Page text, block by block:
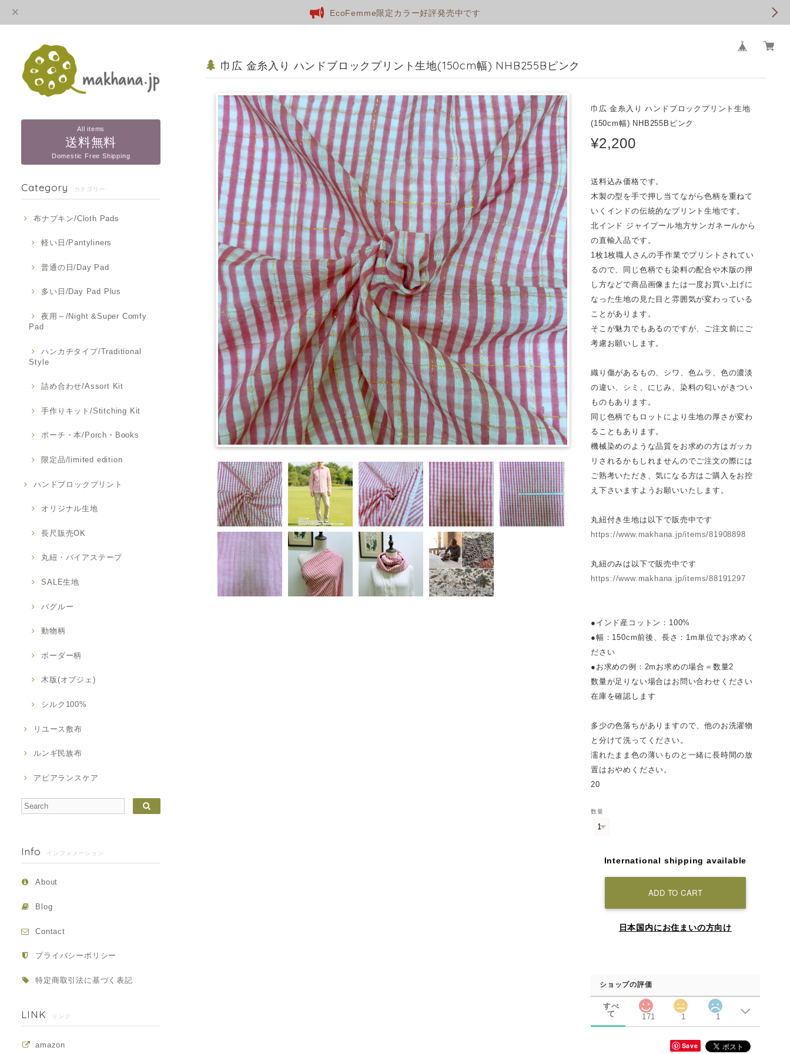
EcoFemme限定カラー好評発売中です
All items
送料無料
Domestic Free Shipping
Category カテゴリー
布ナプキン/Cloth Pads
軽い日/Pantyliners
普通の日/Day Pad
多い日/Day Pad Plus
夜用～/Night &Super Comfy
Pad
ハンカチタイプ/Traditional
Style
詰め合わせ/Assort Kit
手作りキット/Stitching Kit
ポーチ・本/Porch・Books
限定品/limited edition
ハンドブロックプリント
オリジナル生地
長尺販売OK
丸紐・バイアステープ
SALE生地
バグルー
動物柄
ボーダー柄
木版(オブジェ)
シルク100%
リユース敷布
ルンギ民族布
アピアランスケア
Info インフォメーション
About
Blog
Contact
プライバシーポリシー
特定商取引法に基づく表記
LINK リンク
amazon
巾広 金糸入り ハンドブロックプリント生地(150cm幅) NHB255Bピンク
巾広 金糸入り ハンドブロックプリント生地
(150cm幅) NHB255Bピンク
¥2,200
送料込み価格です。
木製の型を手で押し当てながら色柄を重ねて
いくインドの伝統的なプリント生地です。
北インド ジャイプール地方サンガネールから
の直輸入品です。
1枚1枚職人さんの手作業でプリントされてい
るので、同じ色柄でも染料の配合や木版の押
し方などで商品画像または一度お買い上げに
なった生地の見た目と雰囲気が変わっている
ことがあります。
そこが魅力でもあるのですが、ご注文前にご
考慮お願いします。
織り傷があるもの、シワ、色ムラ、色の濃淡
の違い、シミ、にじみ、染料の匂いがきつい
ものもあります。
同じ色柄でもロットにより生地の厚さが変わ
ることもあります。
機械染めのような品質をお求めの方はガッカ
リされるかもしれませんのでご注文の際には
ご熟考いただき、気になる方はご購入をお控
え下さいますようお願いいたします。
丸紐付き生地は以下で販売中です
https://www.makhana.jp/items/81908898
丸紐のみは以下で販売中です
https://www.makhana.jp/items/88191297
●インド産コットン：100%
●幅：150cm前後、長さ：1m単位でお求めく
ださい
●お求めの例：2mお求めの場合＝数量2
数量が足りない場合はお問い合わせください
在庫を確認します
多少の色落ちがありますので、他のお洗濯物
と分けて洗ってください。
濡れたまま色の薄いものと一緒に長時間の放
置はおやめください。
20
数量
International shipping available
ADD TO CART
日本国内にお住まいの方向け
ショップの評価
すべ
て
171 1 1
Save